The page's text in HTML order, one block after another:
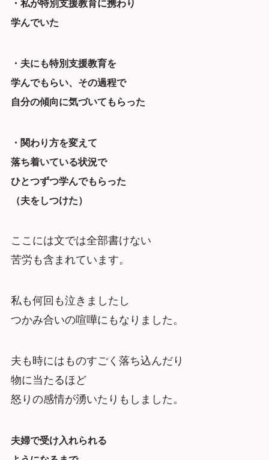
・私が特別支援教育に携わり
学んでいた
・夫にも特別支援教育を
学んでもらい、その過程で
自分の傾向に気づいてもらった
・関わり方を変えて
落ち着いている状況で
ひとつずつ学んでもらった
（夫をしつけた）
ここには文では全部書けない
苦労も含まれています。
私も何回も泣きましたし
つかみ合いの喧嘩にもなりました。
夫も時にはものすごく落ち込んだり
物に当たるほど
怒りの感情が湧いたりもしました。
夫婦で受け入れられる